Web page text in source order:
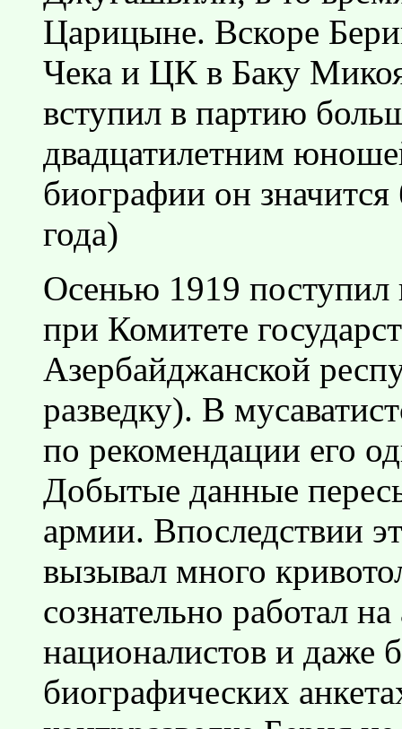
Царицыне. Вскоре
Чека и ЦК в Баку
вступил в партию
двадцатилетним
биографии он
года)
Осенью 1919 поступил
при Комитете
Азербайджанской
разведку). В
по рекомендации его
Добытые данные
армии. Впоследствии
вызывал много
сознательно работал
националистов и даже
биографических